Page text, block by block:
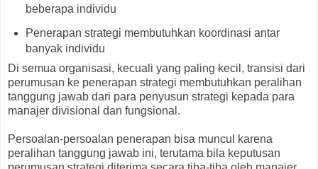
beberapa individu
Penerapan strategi membutuhkan koordinasi antar
banyak individu
Di semua organisasi, kecuali yang paling kecil, transisi dari
perumusan ke penerapan strategi membutuhkan peralihan
tanggung jawab dari para penyusun strategi kepada para
manajer divisional dan fungsional.
Persoalan-persoalan penerapan bisa muncul karena
peralihan tanggung jawab ini, terutama bila keputusan